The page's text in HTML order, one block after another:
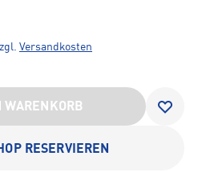
Versandkosten
WARENKORB
RESERVIEREN